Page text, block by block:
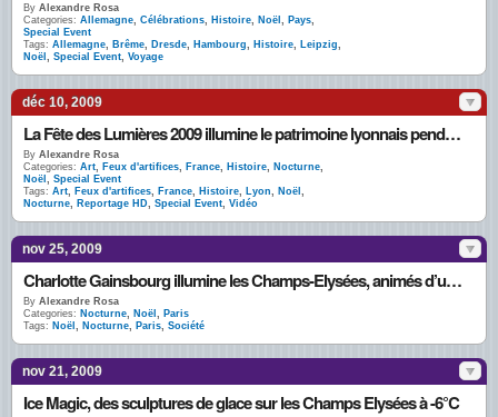
By Alexandre Rosa
Categories: Allemagne, Célébrations, Histoire, Noël , Pays,
Special Event
Tags: Allemagne, Brême, Dresde, Hambourg, Histoire, Leipzig,
Noël , Special Event, Voyage
déc 10, 2009
La Fête des Lumières 2009 illumine le patrimoine lyonnais pendant 4 nuits
By Alexandre Rosa
Categories: Art, Feux d'artifices, France, Histoire, Nocturne,
Noël , Special Event
Tags: Art, Feux d'artifices, France, Histoire, Lyon, Noël ,
Nocturne, Reportage HD, Special Event, Vidéo
nov 25, 2009
Charlotte Gainsbourg illumine les Champs-Elysées, animés d’un marché de noël en 2009
By Alexandre Rosa
Categories: Nocturne, Noël , Paris
Tags: Noël , Nocturne, Paris, Société
nov 21, 2009
Ice Magic, des sculptures de glace sur les Champs Elysées à -6°C